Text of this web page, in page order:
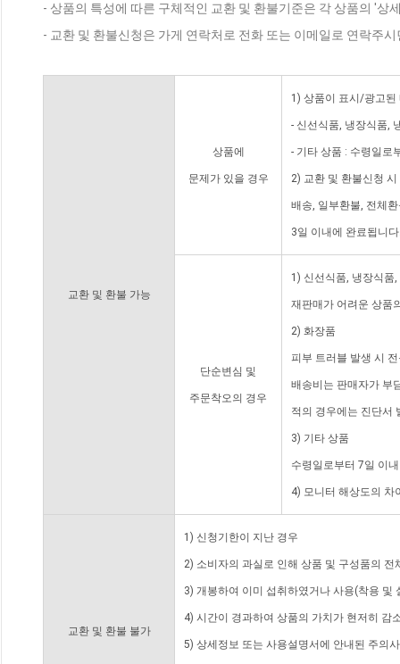
- 상품의 특성에 따른 구체적인 교환 및 환불기준은 각 상품의 '상
- 교환 및 환불신청은 가게 연락처로 전화 또는 이메일로 연락주
교환 및 환불 가능
상품에
문제가 있을 경우
1) 상품이 표시/광고된
- 신선식품, 냉장식품,
- 기타 상품 : 수령일로
2) 교환 및 환불신청
배송, 일부환불, 전체
3일 이내에 완료됩니
단순변심 및
주문착오의 경우
1) 신선식품, 냉장식품
재판매가 어려운 상품
2) 화장품
피부 트러블 발생 시
배송비는 판매자가 부
적의 경우에는 진단서
3) 기타 상품
수령일로부터 7일 이
4) 모니터 해상도의 차
교환 및 환불 불가
1) 신청기한이 지난 경우
2) 소비자의 과실로 인해 상품 및 구성품의
3) 개봉하여 이미 섭취하였거나 사용(착용 및
4) 시간이 경과하여 상품의 가치가 현저히 감
5) 상세정보 또는 사용설명서에 안내된 주의